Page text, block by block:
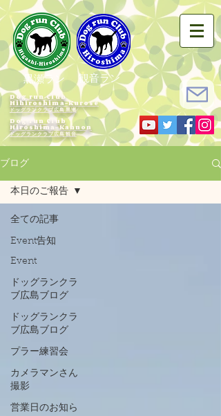
黒瀬ラン 観音ラン
Dog run Club
Hihiroshima-Kurose
ドッグランクラブ広島黒瀬
Dog run Club
Hiroshima-Kannon
​ドッグランクラブ広島観音
ブログ
全ての記事
Event告知
Event
ドッグランクラ
ブ広島ブログ
ドッグランクラ
ブ広島ブログ
プラー練習会
カメラマンさん
撮影
営業日のお知ら
本日のご報告